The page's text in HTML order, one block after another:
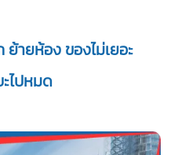
ายห้อง ของไม่เยอะ
ไปหมด